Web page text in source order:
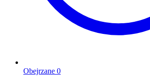
Obejrzane 0